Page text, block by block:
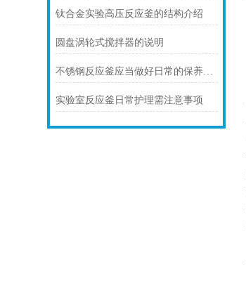
钛合金实验高压反应釜的结构介绍
圆盘涡轮式搅拌器的说明
不锈钢反应釜应当做好日常的保养和保护
实验室反应釜日常护理需注意事项